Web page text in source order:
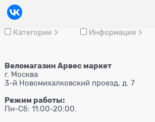
Категории
Информация
Веломагазин Арвес маркет
г. Москва
3-й Новомихалковский проезд, д. 7
Режим работы:
Пн-Сб: 11:00-20:00.